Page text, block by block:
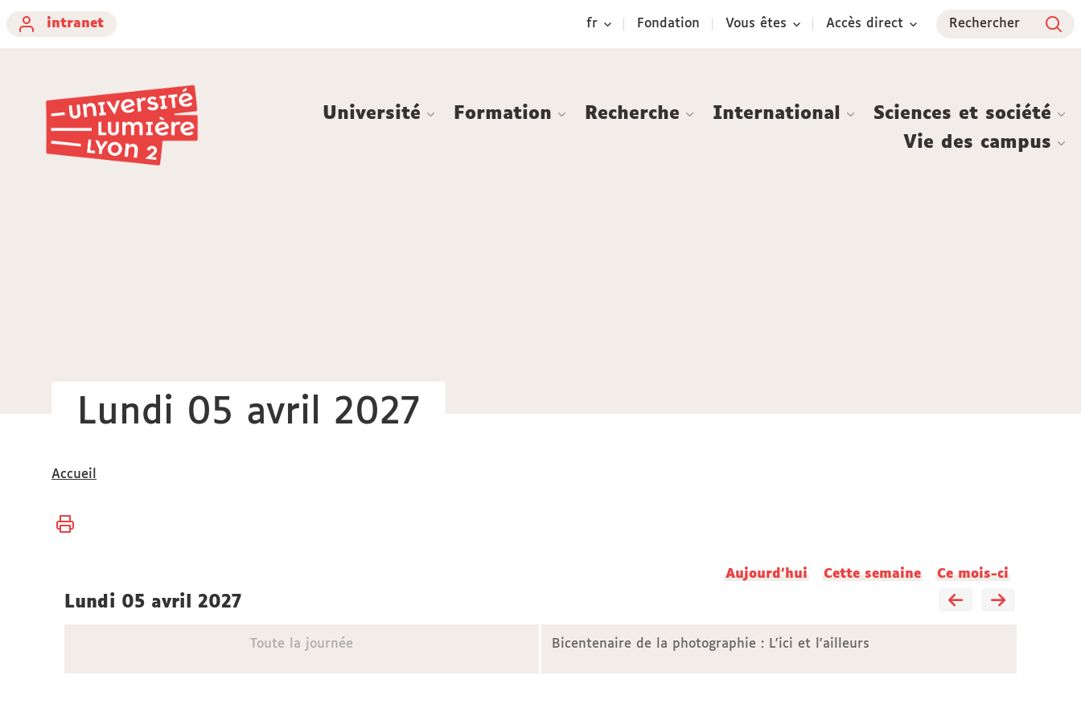
intranet
fr Fondation Vous êtes Accès direct Rechercher
Université Formation Recherche International
Sciences et société
Vie des campus
Lundi 05 avril 2027
Vous
ici :
Accueil
Aujourd'hui Cette semaine Ce mois-ci
lundi 05 avril 2027
Toute la journée Bicentenaire de la photographie : L'ici et l'ailleurs